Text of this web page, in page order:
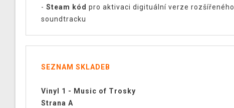
- Steam kód pro aktivaci digituální verze rozšířeného
soundtracku
SEZNAM SKLADEB
Vinyl 1 - Music of Trosky
Strana A